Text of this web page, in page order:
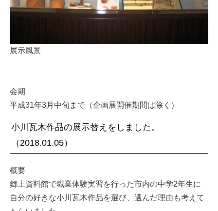
展示風景
会期
平成31年3月中旬まで（企画展開催期間は除く）
小川瓦木作品の展示替えをしました。
（2018.01.05）
概要
郷土資料館で職業体験実習を行った市内の中学2年生に
自分の好きな小川瓦木作品を選び、選んだ理由も考えて